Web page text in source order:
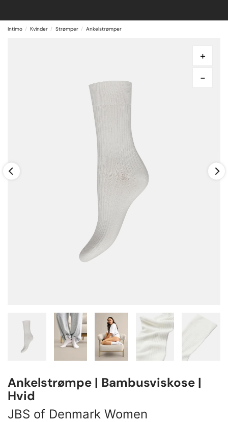
Intimo Kvinder Strømper Ankelstrømper
+
-
Ankelstrømpe | Bambusviskose |
Hvid
JBS of Denmark Women